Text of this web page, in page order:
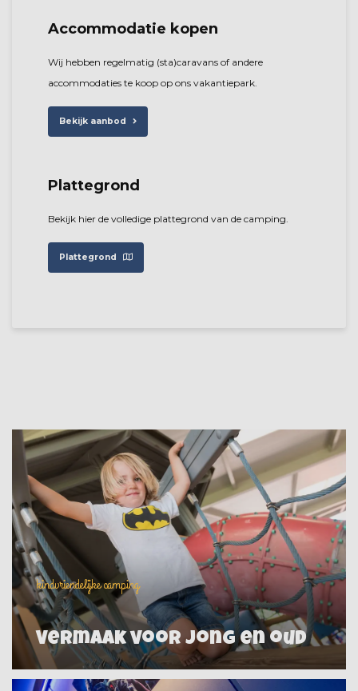
Accommodatie kopen
Wij hebben regelmatig (sta)caravans of andere
accommodaties te koop op ons vakantiepark.
Bekijk aanbod
Plattegrond
Bekijk hier de volledige plattegrond van de camping.
Plattegrond
kindvriendelijke camping
Vermaak voor jong en oud